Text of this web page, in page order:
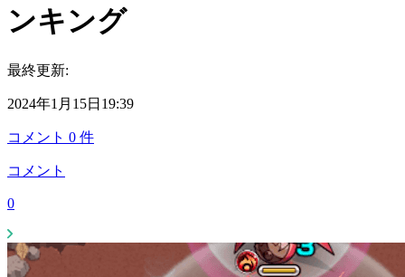
ンキング
最終更新:
2024年1月15日19:39
コメント 0 件
コメント
0